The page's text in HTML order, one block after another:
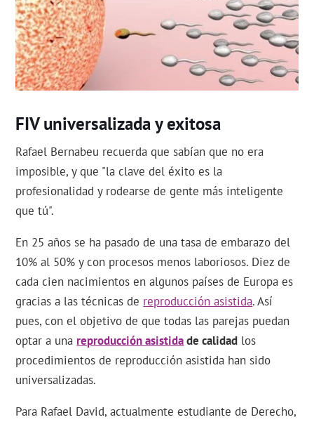
FIV universalizada y exitosa
Rafael Bernabeu recuerda que sabían que no era
imposible, y que "la clave del éxito es la
profesionalidad y rodearse de gente más inteligente
que tú".
En 25 años se ha pasado de una tasa de embarazo del
10% al 50% y con procesos menos laboriosos. Diez de
cada cien nacimientos en algunos países de Europa es
gracias a las técnicas de reproducción asistida. Así
pues, con el objetivo de que todas las parejas puedan
optar a una reproducción asistidade calidad los
procedimientos de reproducción asistida han sido
universalizadas.
Para Rafael David, actualmente estudiante de Derecho,